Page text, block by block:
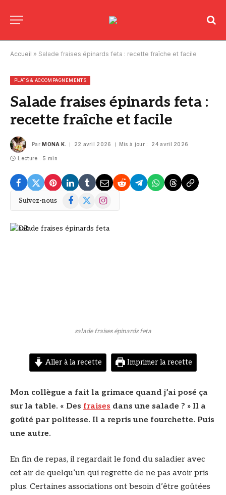
Accueil » Salade fraises épinards feta : recette fraîche et facile
PLATS & ACCOMPAGNEMENTS
Salade fraises épinards feta :
recette fraîche et facile
Par MONA K. 22 avril 2026 Mis à jour : 24 avril 2026
Lecture : 5 min
Suivez-nous Facebook
X
Instagram
© DR
salade fraises épinards feta
Aller à la recette Imprimer la recette
Mon collègue a fait la grimace quand j’ai posé ça
sur la table. « Des fraises dans une salade ? » Il a
goûté par politesse. Il a repris une fourchette. Puis
une autre.
En fin de repas, il regardait le fond du saladier avec
cet air de quelqu’un qui regrette de ne pas avoir pris
plus. Certaines associations ont besoin d’être goûtées